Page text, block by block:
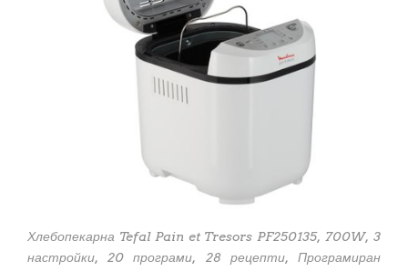
Хлебопекарна Tefal Pain et Tresors PF250135, 700W, 3
настройки, 20 програми, 28 рецепти, Програмиран